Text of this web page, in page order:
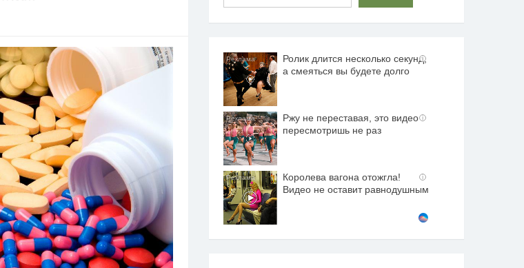
i
Ролик длится несколько секунд,
а смеяться вы будете долго
i
Ржу не переставая, это видео
пересмотришь не раз
i
Королева вагона отожгла!
Видео не оставит равнодушным